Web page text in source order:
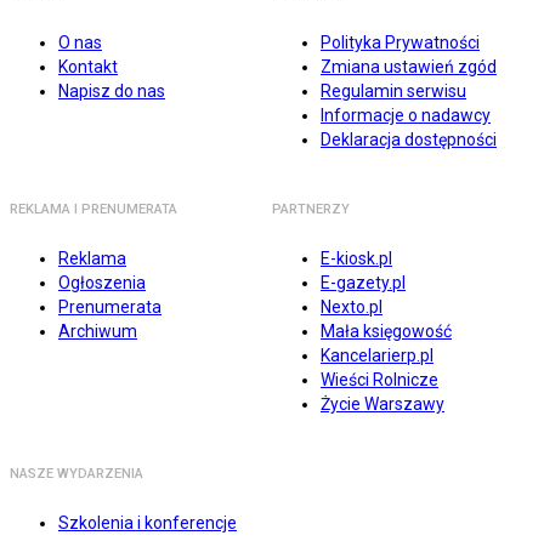
O nas
Kontakt
Napisz do nas
Polityka Prywatności
Zmiana ustawień zgód
Regulamin serwisu
Informacje o nadawcy
Deklaracja dostępności
REKLAMA I PRENUMERATA
Reklama
Ogłoszenia
Prenumerata
Archiwum
PARTNERZY
E-kiosk.pl
E-gazety.pl
Nexto.pl
Mała księgowość
Kancelarierp.pl
Wieści Rolnicze
Życie Warszawy
NASZE WYDARZENIA
Szkolenia i konferencje